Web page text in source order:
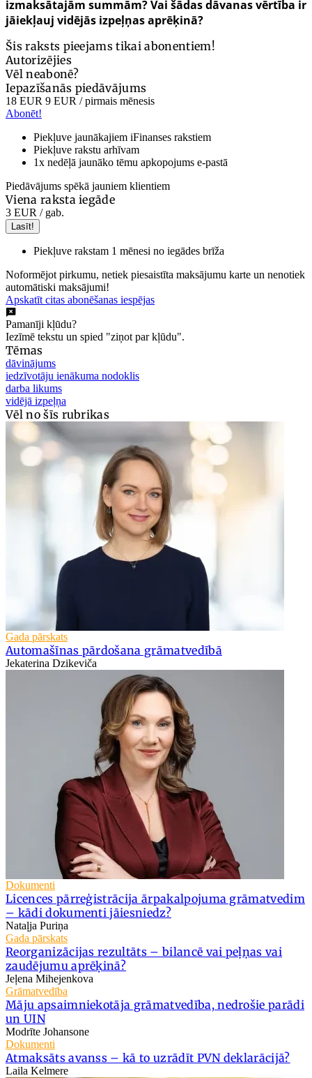
izmaksātajām summām? Vai šādas dāvanas vērtība ir
jāiekļauj vidējās izpeļņas aprēķinā?
Šis raksts pieejams tikai abonentiem!
Autorizējies
Vēl neabonē?
Iepazīšanās piedāvājums
18 EUR 9 EUR / pirmais mēnesis
Abonēt!
Piekļuve jaunākajiem iFinanses rakstiem
Piekļuve rakstu arhīvam
1x nedēļā jaunāko tēmu apkopojums e-pastā
Piedāvājums spēkā jauniem klientiem
Viena raksta iegāde
3 EUR / gab.
Lasīt!
Piekļuve rakstam 1 mēnesi no iegādes brīža
Noformējot pirkumu, netiek piesaistīta maksājumu karte un nenotiek
automātiski maksājumi!
Apskatīt citas abonēšanas iespējas
Pamanīji kļūdu?
Iezīmē tekstu un spied "ziņot par kļūdu".
Tēmas
dāvinājums
iedzīvotāju ienākuma nodoklis
darba likums
vidējā izpeļņa
Vēl no šīs rubrikas
Gada pārskats
Automašīnas pārdošana grāmatvedībā
Jekaterina Dzikeviča
Dokumenti
Licences pārreģistrācija ārpakalpojuma grāmatvedim
– kādi dokumenti jāiesniedz?
Nataļja Puriņa
Gada pārskats
Reorganizācijas rezultāts – bilancē vai peļņas vai
zaudējumu aprēķinā?
Jeļena Mihejenkova
Grāmatvedība
Māju apsaimniekotāja grāmatvedība, nedrošie parādi
un UIN
Modrīte Johansone
Dokumenti
Atmaksāts avanss – kā to uzrādīt PVN deklarācijā?
Laila Kelmere